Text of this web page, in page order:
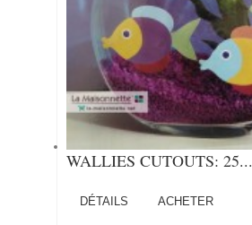
WALLIES CUTOUTS: 25...
DÉTAILS ACHETER